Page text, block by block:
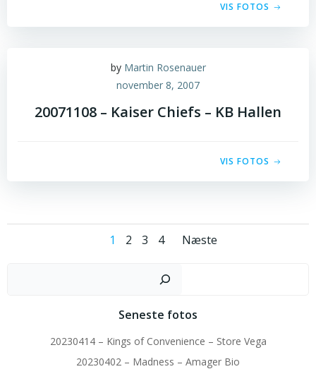
VIS FOTOS
by Martin Rosenauer
november 8, 2007
20071108 – Kaiser Chiefs – KB Hallen
VIS FOTOS
Posts
navigation
Page
1 Page
2 Page
3 Page
4
Posts
Næste
Seneste fotos
20230414 – Kings of Convenience – Store Vega
20230402 – Madness – Amager Bio